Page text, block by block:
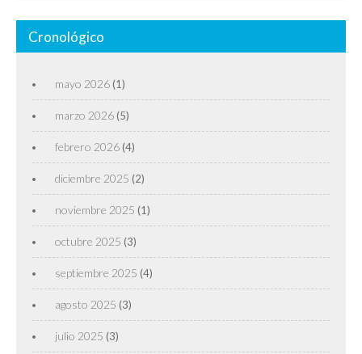
Cronológico
mayo 2026 (1)
marzo 2026 (5)
febrero 2026 (4)
diciembre 2025 (2)
noviembre 2025 (1)
octubre 2025 (3)
septiembre 2025 (4)
agosto 2025 (3)
julio 2025 (3)